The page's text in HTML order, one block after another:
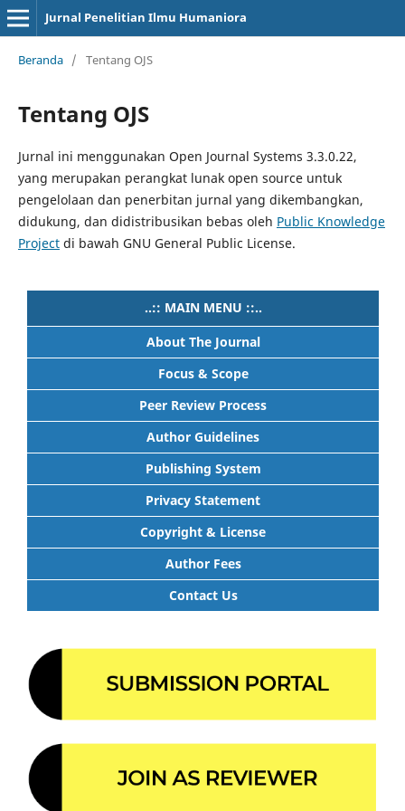
Jurnal Penelitian Ilmu Humaniora
Beranda / Tentang OJS
Tentang OJS
Jurnal ini menggunakan Open Journal Systems 3.3.0.22,
yang merupakan perangkat lunak open source untuk
pengelolaan dan penerbitan jurnal yang dikembangkan,
didukung, dan didistribusikan bebas oleh Public Knowledge
Projectdi bawah GNU General Public License.
..:: MAIN MENU ::..
About The Journal
Focus & Scope
Peer Review Process
Author Guidelines
Publishing System
Privacy Statement
Copyright & License
Author Fees
Contact Us